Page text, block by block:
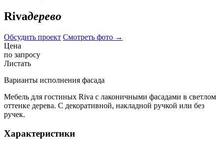
Rivaдерево
Обсудить проект Смотреть фото →
Цена
по запросу
Листать
Варианты исполнения фасада
Мебель для гостиных Riva с лаконичными фасадами в светлом
оттенке дерева. С декоративной, накладной ручкой или без
ручек.
Характеристики